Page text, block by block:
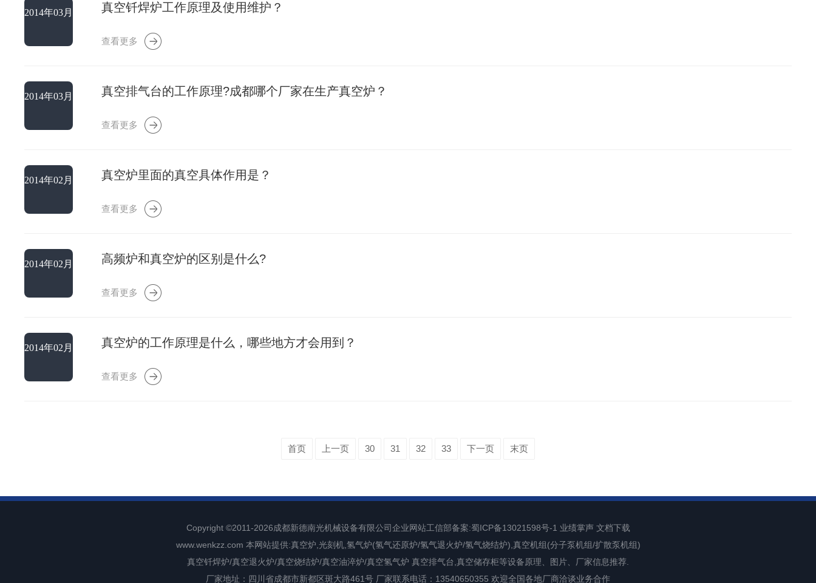
2014年03月
真空钎焊炉工作原理及使用维护？
查看更多
2014年03月
真空排气台的工作原理?成都哪个厂家在生产真空炉？
查看更多
2014年02月
真空炉里面的真空具体作用是？
查看更多
2014年02月
高频炉和真空炉的区别是什么?
查看更多
2014年02月
真空炉的工作原理是什么，哪些地方才会用到？
查看更多
首页 上一页 30 31 32 33 下一页 末页
Copyright ©2011-2026成都新德南光机械设备有限公司企业网站工信部备案:蜀ICP备13021598号-1 业绩掌声 文档下载
www.wenkzz.com 本网站提供:真空炉,光刻机,氢气炉(氢气还原炉/氢气退火炉/氢气烧结炉),真空机组(分子泵机组/扩散泵机组)
真空钎焊炉/真空退火炉/真空烧结炉/真空油淬炉/真空氢气炉 真空排气台,真空储存柜等设备原理、图片、厂家信息推荐.
厂家地址：四川省成都市新都区斑大路461号 厂家联系电话：13540650355 欢迎全国各地厂商洽谈业务合作